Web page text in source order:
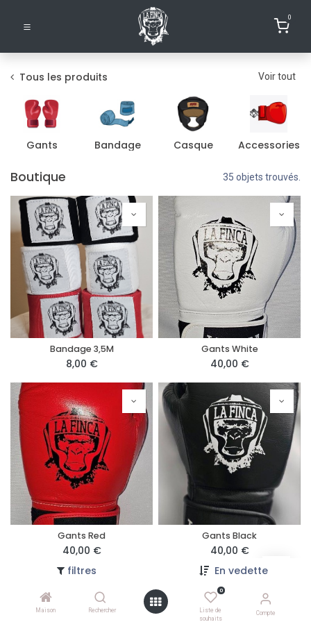
filtres En vedette
Maison Rechercher
0
Liste de
souhaits
Compte
0
Tous les produits Voir tout
Gants Bandage Casque Accessories
Boutique 35 objets trouvés.
Bandage 3,5M
8,00 €
Gants White
40,00 €
Gants Red
40,00 €
Gants Black
40,00 €